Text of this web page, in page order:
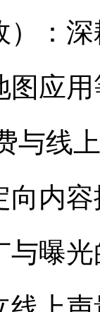
）：
图应
与线
向内
与曝